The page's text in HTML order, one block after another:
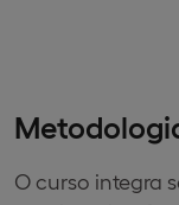
O curso integra